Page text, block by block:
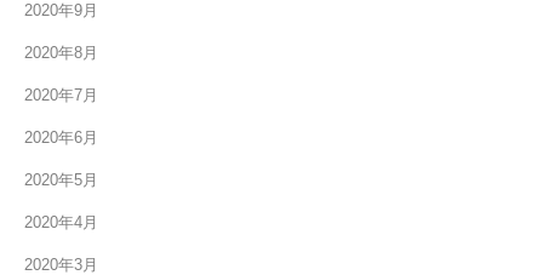
2020年9月
2020年8月
2020年7月
2020年6月
2020年5月
2020年4月
2020年3月